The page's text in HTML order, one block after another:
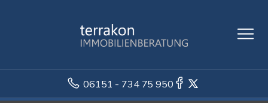
06151 - 734 75 950